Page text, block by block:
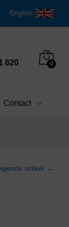
English
820 0
Contact
artikel →